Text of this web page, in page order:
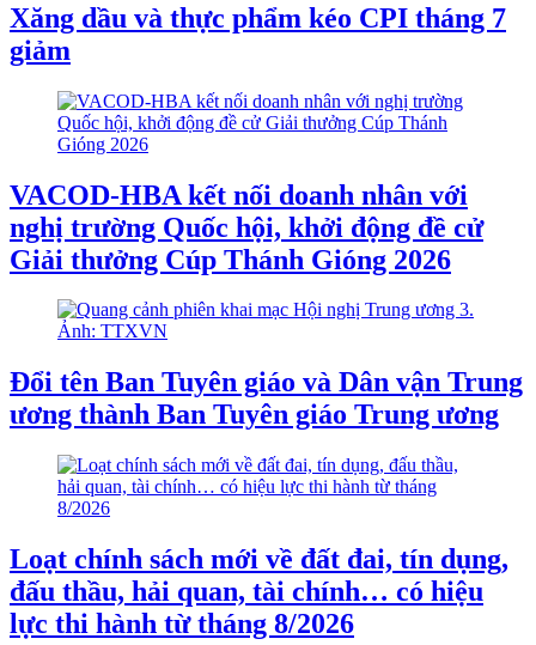
Xăng dầu và thực phẩm kéo CPI tháng 7
giảm
VACOD-HBA kết nối doanh nhân với
nghị trường Quốc hội, khởi động đề cử
Giải thưởng Cúp Thánh Gióng 2026
Đổi tên Ban Tuyên giáo và Dân vận Trung
ương thành Ban Tuyên giáo Trung ương
Loạt chính sách mới về đất đai, tín dụng,
đấu thầu, hải quan, tài chính… có hiệu
lực thi hành từ tháng 8/2026